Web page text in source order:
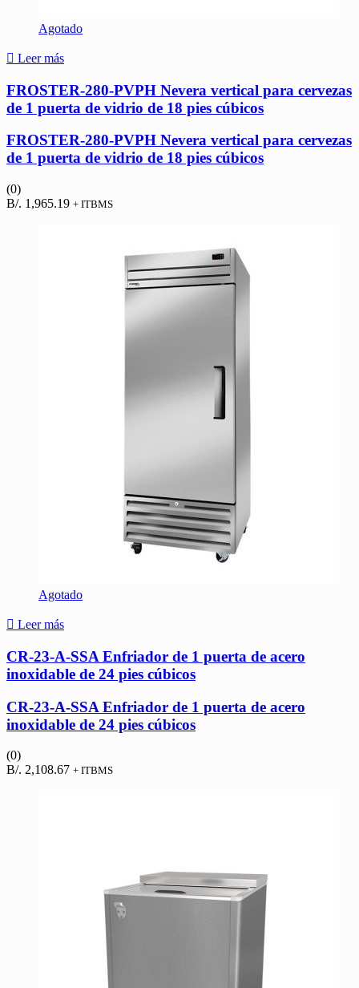
Agotado
Leer más
FROSTER-280-PVPH Nevera vertical para cervezas
de 1 puerta de vidrio de 18 pies cúbicos
FROSTER-280-PVPH Nevera vertical para cervezas
de 1 puerta de vidrio de 18 pies cúbicos
(0)
B/. 1,965.19 + ITBMS
Agotado
Leer más
CR-23-A-SSA Enfriador de 1 puerta de acero
inoxidable de 24 pies cúbicos
CR-23-A-SSA Enfriador de 1 puerta de acero
inoxidable de 24 pies cúbicos
(0)
B/. 2,108.67 + ITBMS